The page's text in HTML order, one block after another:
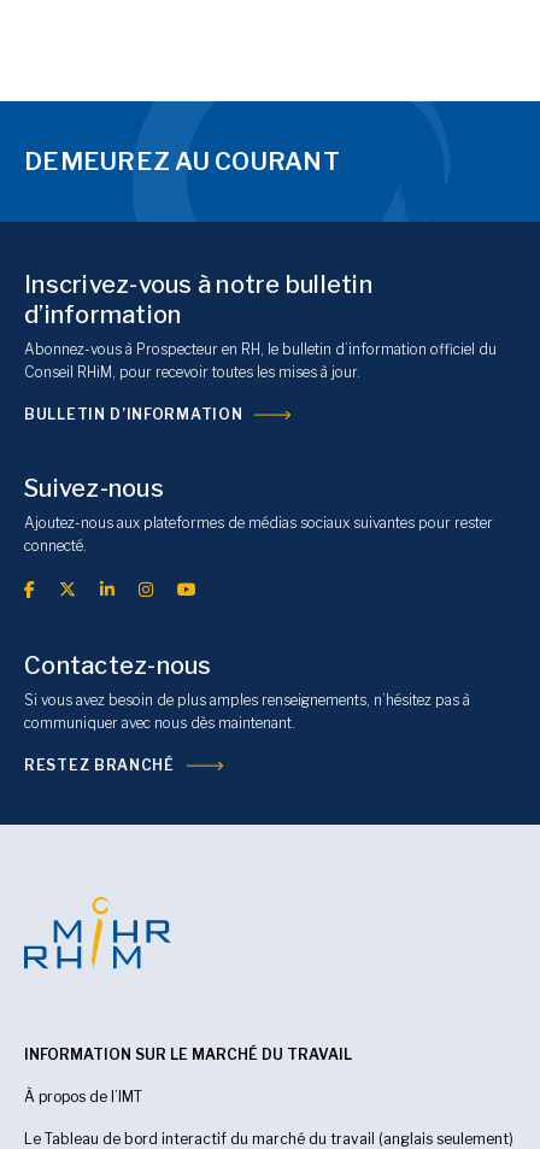
DEMEUREZ AU COURANT
Inscrivez-vous à notre bulletin
d’information
Abonnez-vous à Prospecteur en RH, le bulletin d’information officiel du
Conseil RHiM, pour recevoir toutes les mises à jour.
BULLETIN D’INFORMATION
Suivez-nous
Ajoutez-nous aux plateformes de médias sociaux suivantes pour rester
connecté.
Contactez-nous
Si vous avez besoin de plus amples renseignements, n’hésitez pas à
communiquer avec nous dès maintenant.
RESTEZ BRANCHÉ
INFORMATION SUR LE MARCHÉ DU TRAVAIL
À propos de l’IMT
Le Tableau de bord interactif du marché du travail (anglais seulement)